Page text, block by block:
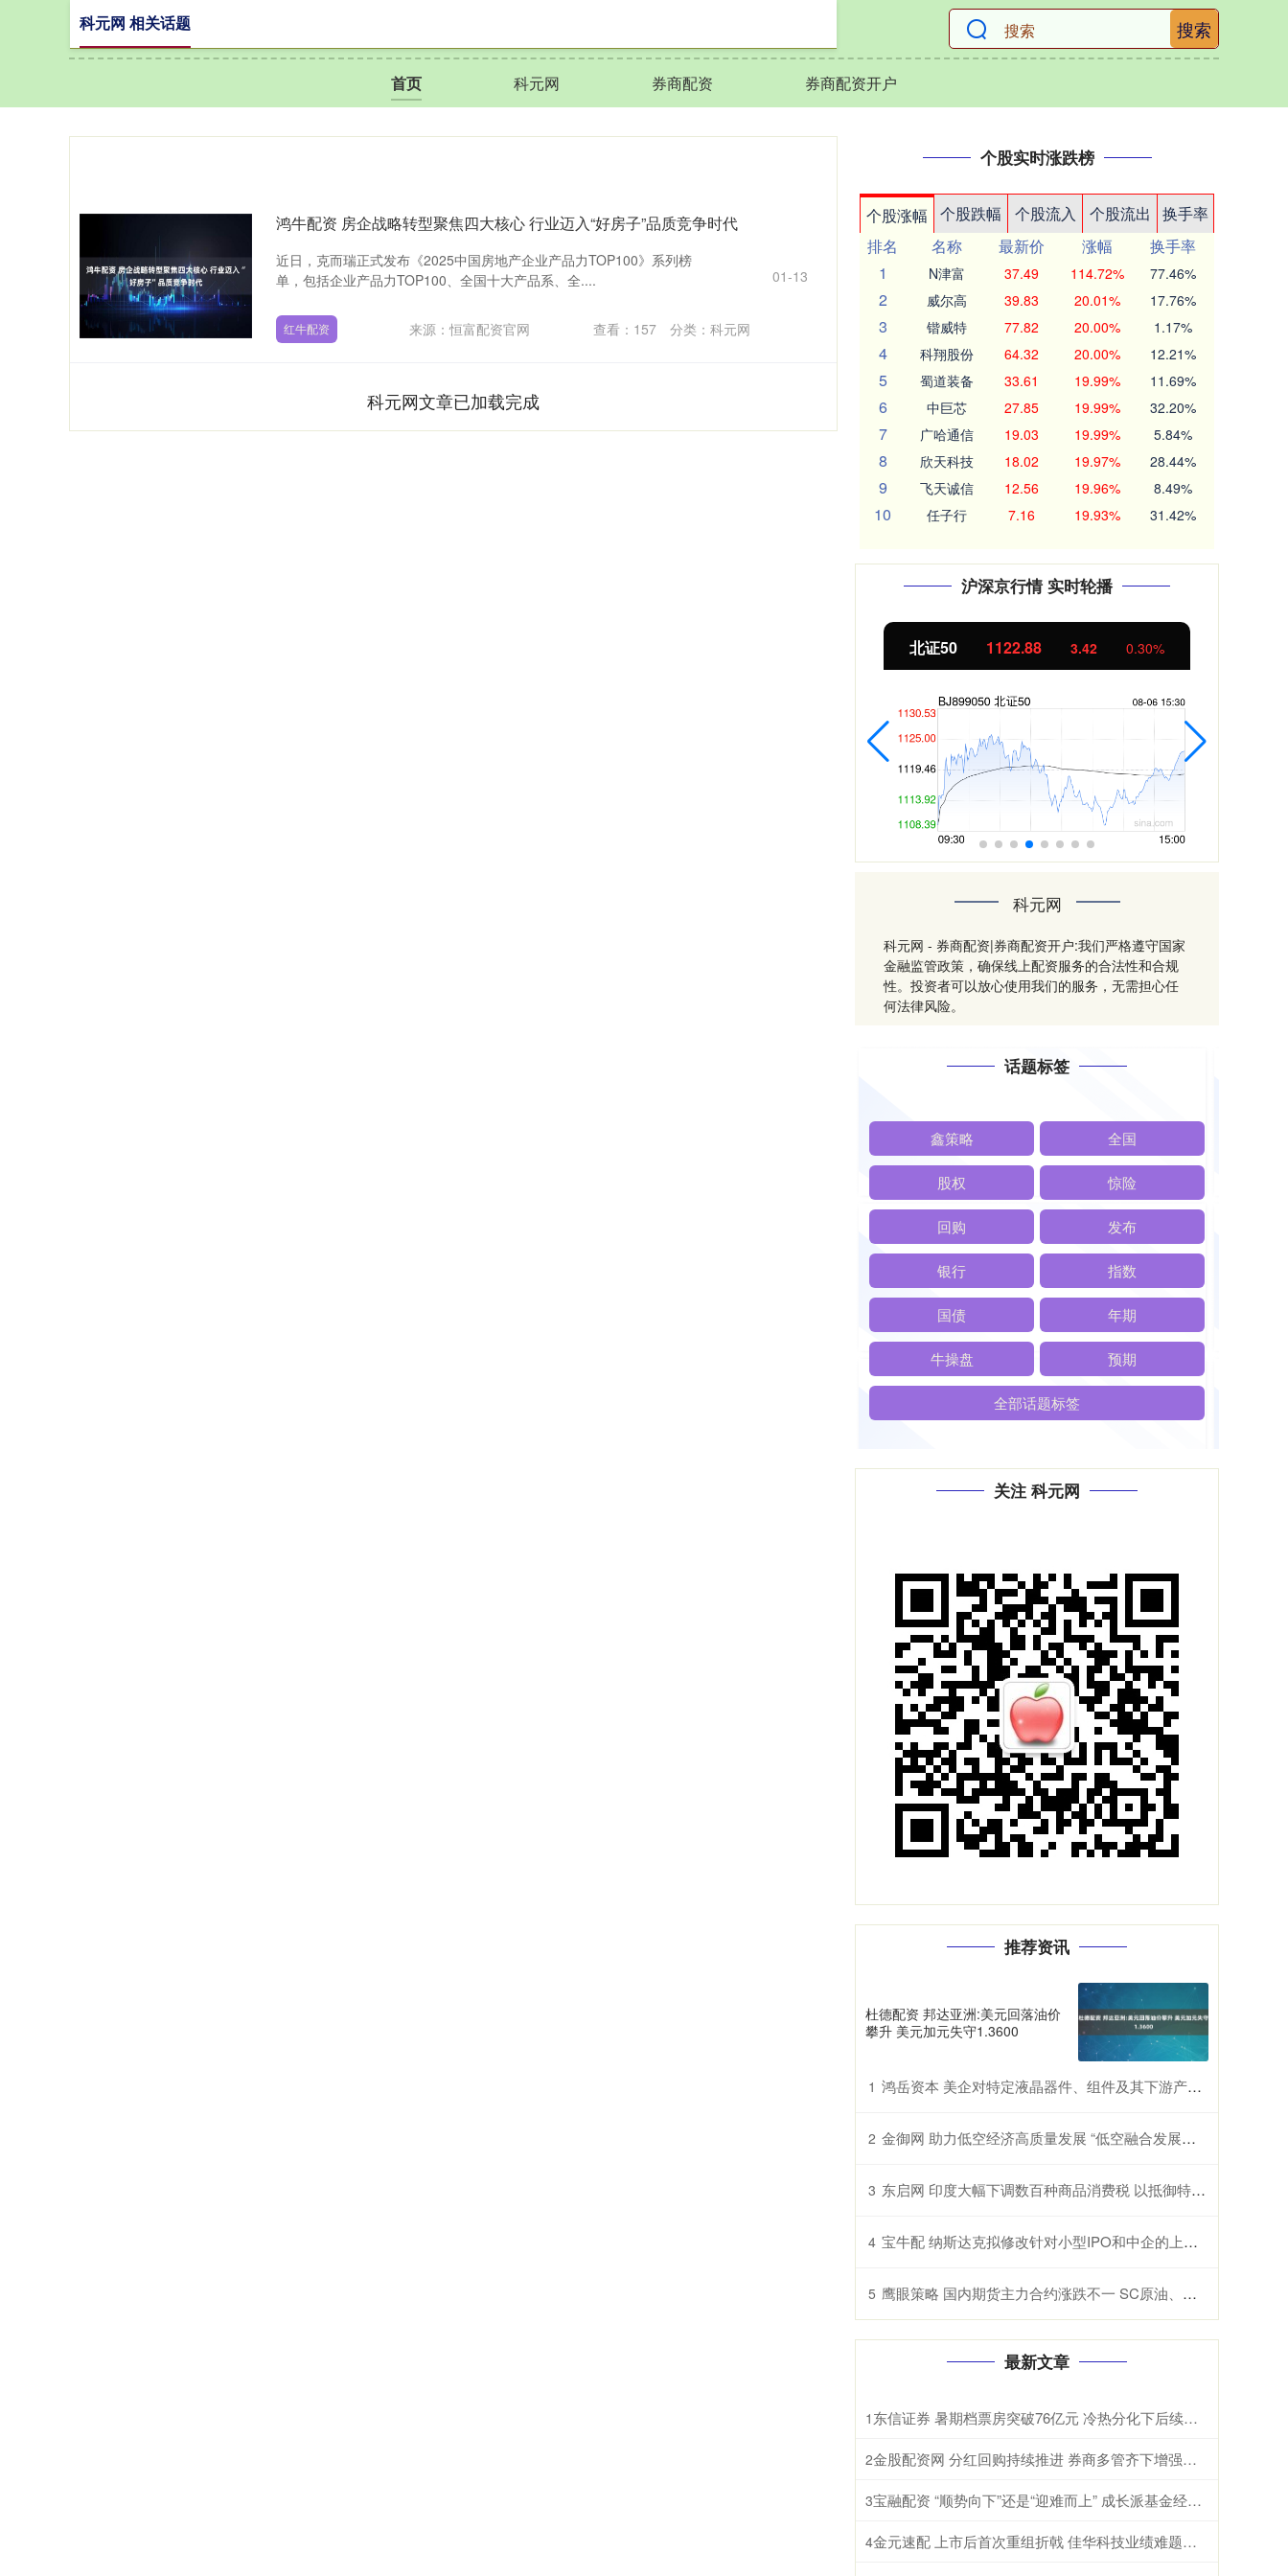
搜索
首页 科元网 券商配资 券商配资开户
科元网 相关话题
鸿牛配资 房企战略转型聚焦四大核心 行业迈入“好房子”品质竞争时代
近日，克而瑞正式发布《2025中国房地产企业产品力TOP100》系列榜
单，包括企业产品力TOP100、全国十大产品系、全....
01-13
红牛配资 来源：恒富配资官网 查看： 157 分类： 科元网
科元网文章已加载完成
个股实时涨跌榜
个股涨幅 个股跌幅 个股流入 个股流出
换手率
排名
名称 最新价 涨幅
换手率
1
N津富 37.49 114.72% 77.46%
2 威尔高 39.83 20.01% 17.76%
3 锴威特 77.82 20.00% 1.17%
4 科翔股份 64.32 20.00% 12.21%
5 蜀道装备 33.61 19.99% 11.69%
6 中巨芯 27.85 19.99% 32.20%
7 广哈通信 19.03 19.99% 5.84%
8 欣天科技 18.02 19.97% 28.44%
9 飞天诚信 12.56 19.96% 8.49%
10 任子行 7.16 19.93% 31.42%
沪深京行情 实时轮播
北证50 1122.88 3.42 0.30%
科元网
科元网 - 券商配资|券商配资开户:我们严格遵守国家
金融监管政策，确保线上配资服务的合法性和合规
性。投资者可以放心使用我们的服务，无需担心任
何法律风险。
话题标签
鑫策略 全国
股权 惊险
回购 发布
银行 指数
国债 年期
牛操盘 预期
全部话题标签
关注 科元网
推荐资讯
杜德配资 邦达亚洲:美元回落油价
攀升 美元加元失守1.3600
1 鸿岳资本 美企对特定液晶器件、组件及其下游产品提起337调查申请，多家中企为列名被告
2 金御网 助力低空经济高质量发展 “低空融合发展创新实验室”在鄂揭牌
3 东启网 印度大幅下调数百种商品消费税 以抵御特朗普关税冲击
4 宝牛配 纳斯达克拟修改针对小型IPO和中企的上市规则
5 鹰眼策略 国内期货主力合约涨跌不一 SC原油、纸浆、淀粉、原木、棉花涨超1%
最新文章
1 东信证券 暑期档票房突破76亿元 冷热分化下后续增长可期
2 金股配资网 分红回购持续推进 券商多管齐下增强投资者信心
3 宝融配资 “顺势向下”还是“迎难而上” 成长派基金经理现分歧
4 金元速配 上市后首次重组折戟 佳华科技业绩难题待解